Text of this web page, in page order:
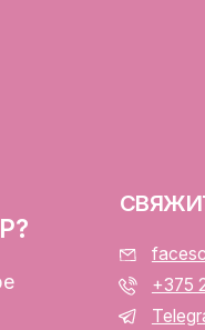
Каталог
Доставка и оплата
Публичная оферта